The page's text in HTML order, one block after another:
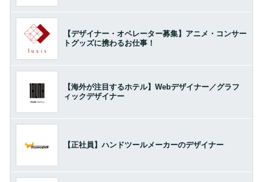
【デザイナー・オペレーター募集】アニメ・コンサー
トグッズに携わるお仕事！
【海外が注目するホテル】Webデザイナー／グラフ
ィックデザイナー
【正社員】ハンドツールメーカーのデザイナー